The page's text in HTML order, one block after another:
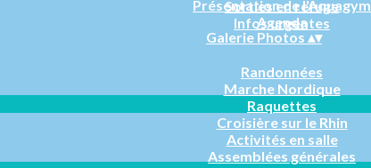
Sorties en refuge
Infos urgentes
Présentation de l'Aquagym
Agenda
Galerie Photos ▴▾
Randonnées
Marche Nordique
Raquettes
Croisière sur le Rhin
Activités en salle
Assemblées générales